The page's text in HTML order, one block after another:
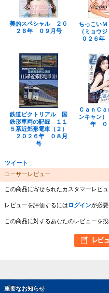
重要なお知らせ
美的スペシャル ２０
２６年 ０９月号
ちっこい
（ミョウ
０２６年
鉄道ピクトリアル 国
鉄形車両の記録 １１
５系近郊形電車（２）
２０２６年 ０８月
号
ＣａｎＣ
ンキャン
年 ０
ツイート
ユーザーレビュー
この商品に寄せられたカスタマーレビュ
レビューを評価するには ログインが必要
この商品に対するあなたのレビューを